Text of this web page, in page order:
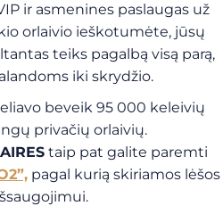
ir asmenines paslaugas už
orlaivio ieškotumėte, jūsų
teiks pagalbą visą parą,
iki skrydžio.
beveik 95 000 keleivių
privačių orlaivių.
taip pat galite paremti
pagal kurią skiriamos lėšos